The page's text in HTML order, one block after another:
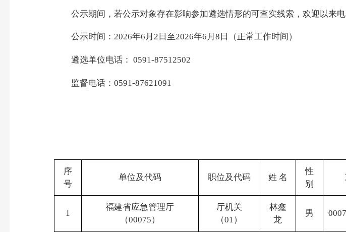
公示期间，若公示对象存在影响参加遴选情形的可查实线索，欢迎以来
公示时间：2026年6月2日至2026年6月8日（正常工作时间）
遴选单位电话： 0591-87512502
监督电话：0591-87621091
序
号
单位及代码 职位及代码 姓 名
性
别
1
福建省应急管理厅
（00075）
厅机关
（01）
林鑫
龙
男